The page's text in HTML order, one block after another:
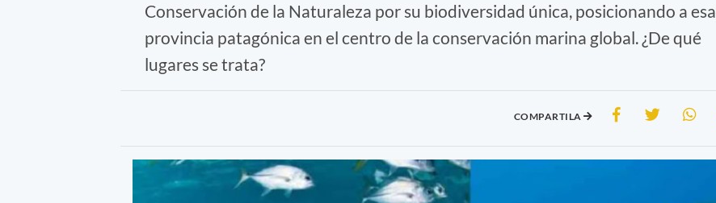
Conservación de la Naturaleza por su biodiversidad única, posicionando a esa
provincia patagónica en el centro de la conservación marina global. ¿De qué
lugares se trata?
COMPARTILA